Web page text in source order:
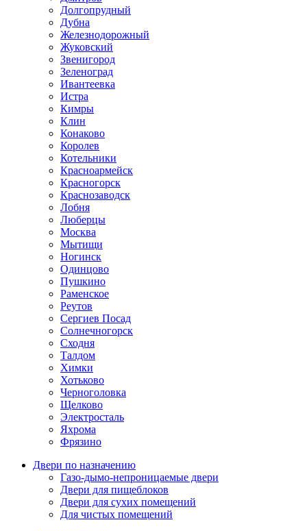
Долгопрудный
Дубна
Железнодорожный
Жуковский
Звенигород
Зеленоград
Ивантеевка
Истра
Кимры
Клин
Конаково
Королев
Котельники
Красноармейск
Красногорск
Краснозаводск
Лобня
Люберцы
Москва
Мытищи
Ногинск
Одинцово
Пушкино
Раменское
Реутов
Сергиев Посад
Солнечногорск
Сходня
Талдом
Химки
Хотьково
Черноголовка
Щелково
Электросталь
Яхрома
Фрязино
Двери по назначению
Газо-дымо-непроницаемые двери
Двери для пищеблоков
Двери для сухих помещений
Для чистых помещений